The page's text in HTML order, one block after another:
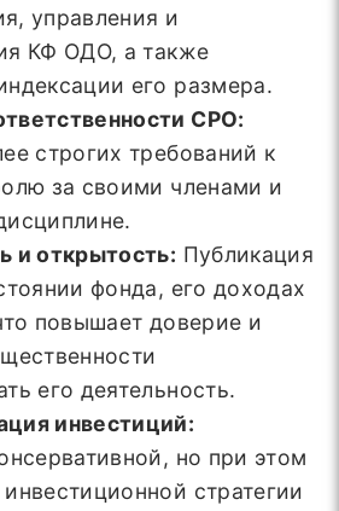
управления и
КФ ОДО, а также
его размера.
СРО:
строгих требований к
за своими членами и
и открытость: Публикация
фонда, его доходах
повышает доверие и
его деятельность.
инвестиций:
но при этом
стратегии